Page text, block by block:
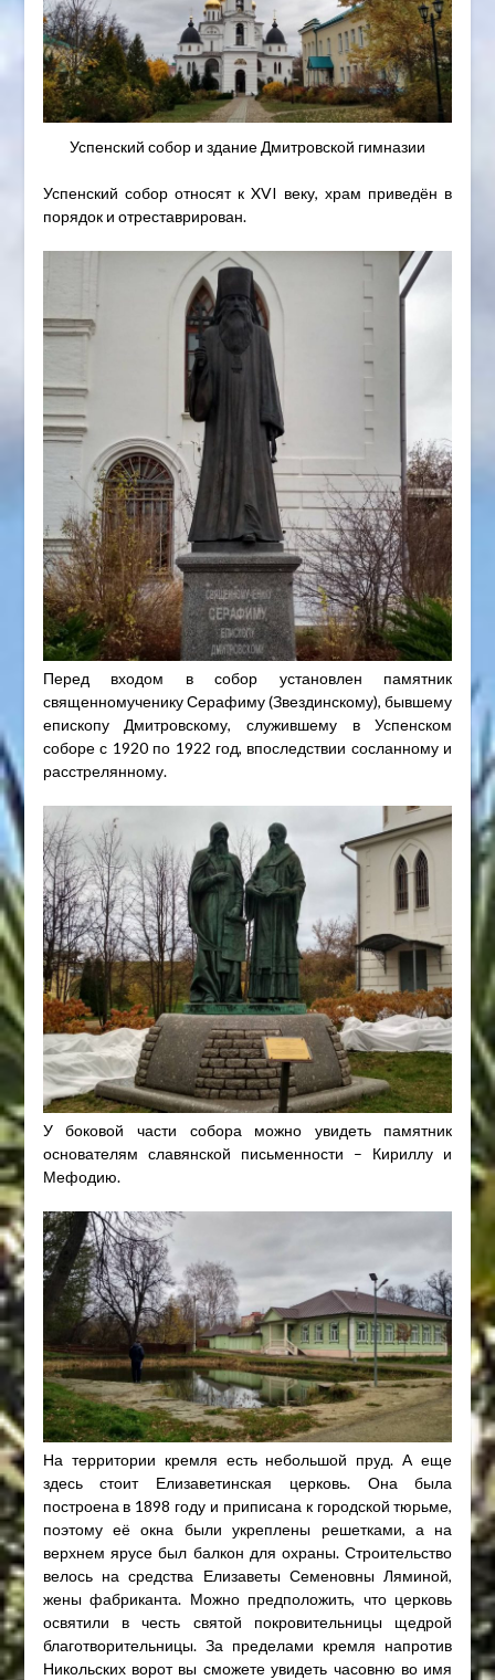
Успенский собор и здание Дмитровской гимназии
Успенский собор относят к XVI веку, храм приведён в
порядок и отреставрирован.
Перед входом в собор установлен памятник
священномученику Серафиму (Звездинскому), бывшему
епископу Дмитровскому, служившему в Успенском
соборе с 1920 по 1922 год, впоследствии сосланному и
расстрелянному.
У боковой части собора можно увидеть памятник
основателям славянской письменности – Кириллу и
Мефодию.
На территории кремля есть небольшой пруд. А еще
здесь стоит Елизаветинская церковь. Она была
построена в 1898 году и приписана к городской тюрьме,
поэтому её окна были укреплены решетками, а на
верхнем ярусе был балкон для охраны. Строительство
велось на средства Елизаветы Семеновны Ляминой,
жены фабриканта. Можно предположить, что церковь
освятили в честь святой покровительницы щедрой
благотворительницы. За пределами кремля напротив
Никольских ворот вы сможете увидеть часовню во имя